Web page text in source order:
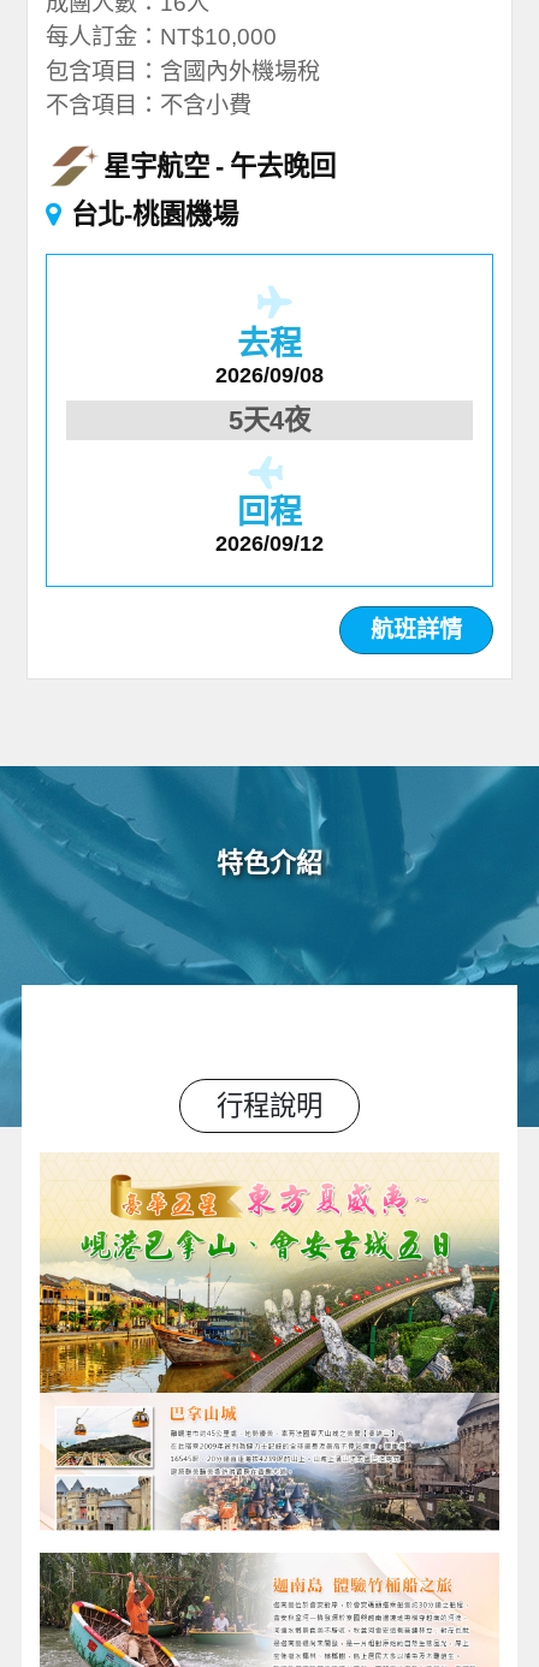
每人訂金：NT$10,000
包含項目：含國內外機場稅
不含項目：不含小費
星宇航空
午去晚回
台北-桃園機場
去程
2026/09/08
5天4夜
回程
2026/09/12
航班詳情
特色介紹
行程說明